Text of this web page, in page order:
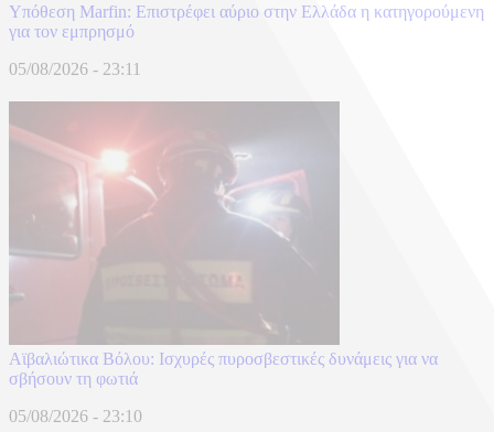
Υπόθεση Marfin: Επιστρέφει αύριο στην Ελλάδα η κατηγορούμενη
για τον εμπρησμό
05/08/2026 - 23:11
Αϊβαλιώτικα Βόλου: Ισχυρές πυροσβεστικές δυνάμεις για να
σβήσουν τη φωτιά
05/08/2026 - 23:10